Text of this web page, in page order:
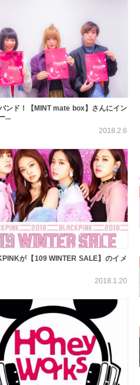
ンド！【MINT mate box】さんにイン
...
2018.2.6
が【109 WINTER SALE】のイメ
2018.1.20